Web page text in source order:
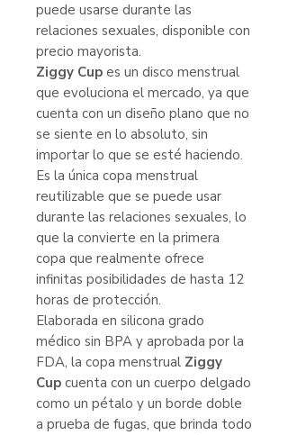
puede usarse durante las
relaciones sexuales, disponible con
precio mayorista.
Ziggy Cup es un disco menstrual
que evoluciona el mercado, ya que
cuenta con un diseño plano que no
se siente en lo absoluto, sin
importar lo que se esté haciendo.
Es la única copa menstrual
reutilizable que se puede usar
durante las relaciones sexuales, lo
que la convierte en la primera
copa que realmente ofrece
infinitas posibilidades de hasta 12
horas de protección.
Elaborada en silicona grado
médico sin BPA y aprobada por la
FDA, la copa menstrual Ziggy
Cup cuenta con un cuerpo delgado
como un pétalo y un borde doble
a prueba de fugas, que brinda todo